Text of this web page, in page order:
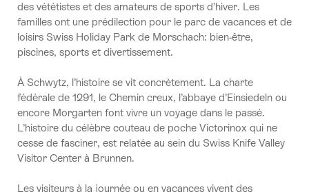
des vététistes et des amateurs de sports d’hiver. Les
familles ont une prédilection pour le parc de vacances et de
loisirs Swiss Holiday Park de Morschach: bien-être,
piscines, sports et divertissement.
À Schwytz, l’histoire se vit concrètement. La charte
fédérale de 1291, le Chemin creux, l’abbaye d’Einsiedeln ou
encore Morgarten font vivre un voyage dans le passé.
L’histoire du célèbre couteau de poche Victorinox qui ne
cesse de fasciner, est relatée au sein du Swiss Knife Valley
Visitor Center à Brunnen.
Les visiteurs à la journée ou en vacances vivent des